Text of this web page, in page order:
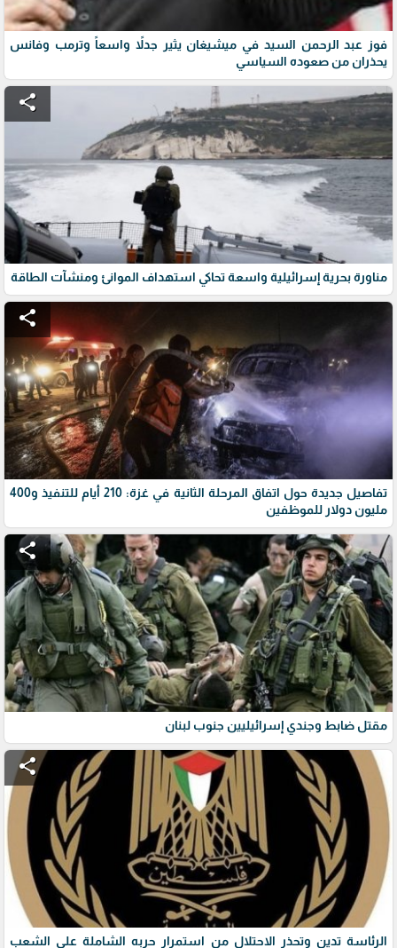
فوز عبد الرحمن السيد في ميشيغان يثير جدلاً واسعاً وترمب وفانس
يحذران من صعوده السياسي
share
مناورة بحرية إسرائيلية واسعة تحاكي استهداف الموانئ ومنشآت الطاقة
share
تفاصيل جديدة حول اتفاق المرحلة الثانية في غزة: 210 أيام للتنفيذ و400
مليون دولار للموظفين
share
مقتل ضابط وجندي إسرائيليين جنوب لبنان
share
الرئاسة تدين وتحذر الاحتلال من استمرار حربه الشاملة على الشعب